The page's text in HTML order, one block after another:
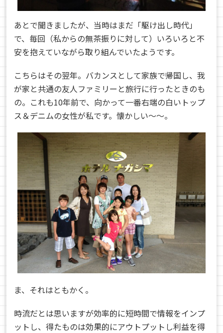
あとで聞きましたが、当時はまだ「駆け出し時代」
で、毎回（私からの無茶振りに対して）いろいろと不
安を抱えていながら取り組んでいたようです。
こちらはその翌年。バカンスとして家族で帰国し、我
が家と共通の友人ファミリーと旅行に行ったときのも
の。これも10年前で、向かって一番右端の白いトップ
ス＆デニムの女性が私です。懐かしい〜〜。
ま、それはともかく。
時流だとは思いますが効率的に短時間で情報をインプ
ットし、得たものは効果的にアウトプットし利益を得